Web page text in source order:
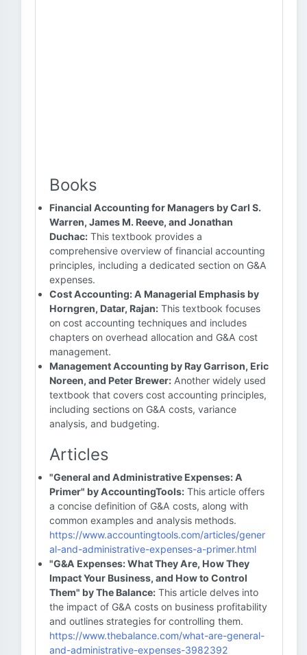
Books
Financial Accounting for Managers by Carl S.
Warren, James M. Reeve, and Jonathan
Duchac: This textbook provides a
comprehensive overview of financial accounting
principles, including a dedicated section on G&A
expenses.
Cost Accounting: A Managerial Emphasis by
Horngren, Datar, Rajan: This textbook focuses
on cost accounting techniques and includes
chapters on overhead allocation and G&A cost
management.
Management Accounting by Ray Garrison, Eric
Noreen, and Peter Brewer: Another widely used
textbook that covers cost accounting principles,
including sections on G&A costs, variance
analysis, and budgeting.
Articles
"General and Administrative Expenses: A
Primer" by AccountingTools: This article offers
a concise definition of G&A costs, along with
common examples and analysis methods.
https://www.accountingtools.com/articles/gener
al-and-administrative-expenses-a-primer.html
"G&A Expenses: What They Are, How They
Impact Your Business, and How to Control
Them" by The Balance: This article delves into
the impact of G&A costs on business profitability
and outlines strategies for controlling them.
https://www.thebalance.com/what-are-general-
and-administrative-expenses-3982392